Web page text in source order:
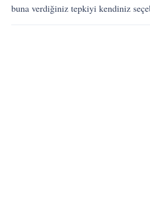
buna verdiğiniz tepkiyi kendiniz